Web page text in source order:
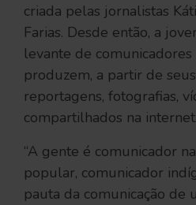
criada pelas jornalistas
Farias. Desde então, a
levante de
produzem, a partir de
reportagens, fotografias,
compartilhados na internet.
“A gente é comunicador
popular, comunicador
pauta da comunicação de